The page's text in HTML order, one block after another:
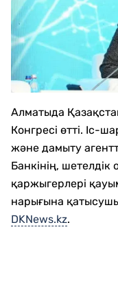
Алматыда
Конгресі өтті. Іс-
және дамыту
Банкінің,
қаржыгерлері
нарығына
DKNews.kz.